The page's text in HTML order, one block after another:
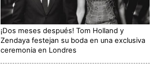
¡Dos meses después! Tom Holland y
Zendaya festejan su boda en una exclusiva
ceremonia en Londres